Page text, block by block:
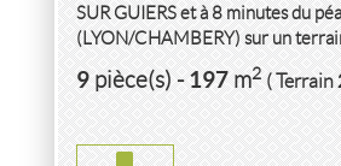
SUR GUIERS et à 8 minutes du
(LYON/CHAMBERY) sur un
entièrement constructible de
9pièce(s)-197m2 ( Terrain
VENTE MAISON RÉNOVÉ(E)
MAISON HERAULT
91m2 ( Terrain250m2)